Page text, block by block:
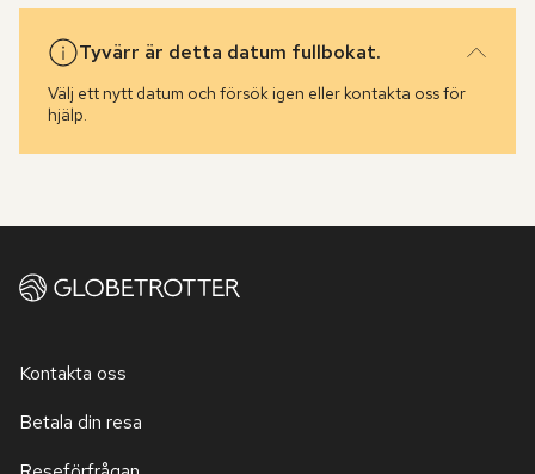
Tyvärr är detta datum fullbokat.
Välj ett nytt datum och försök igen eller kontakta oss för
hjälp.
Kontakta oss
Betala din resa